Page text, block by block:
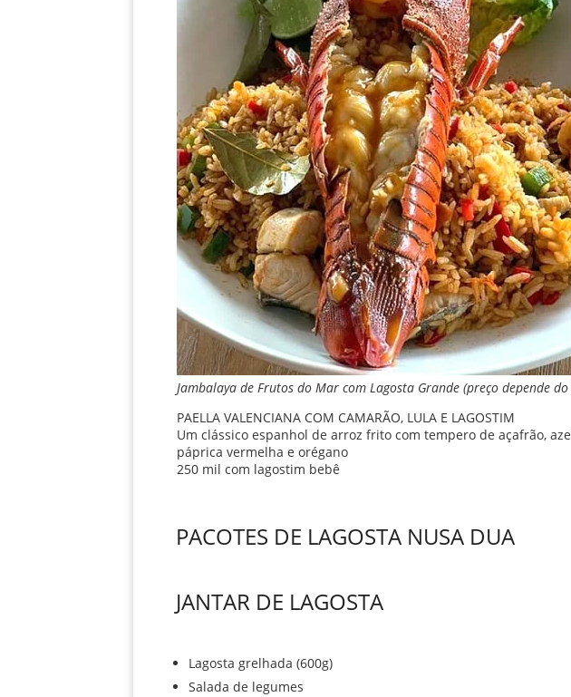
Jambalaya de Frutos do Mar com Lagosta Grande (preço depende
PAELLA VALENCIANA COM CAMARÃO, LULA E LAGOSTIM
Um clássico espanhol de arroz frito com tempero de açafrão,
páprica vermelha e orégano
250 mil com lagostim bebê
PACOTES DE LAGOSTA NUSA DUA
JANTAR DE LAGOSTA
Lagosta grelhada (600g)
Salada de legumes